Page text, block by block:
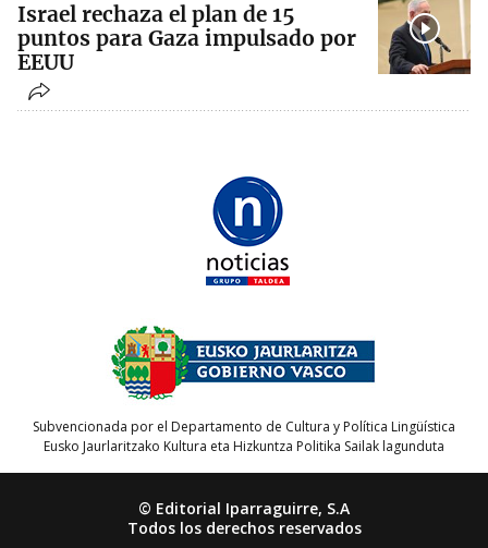
Israel rechaza el plan de 15
puntos para Gaza impulsado por
EEUU
Subvencionada por el Departamento de Cultura y Política Lingüística
Eusko Jaurlaritzako Kultura eta Hizkuntza Politika Sailak lagunduta
© Editorial Iparraguirre, S.A
Todos los derechos reservados